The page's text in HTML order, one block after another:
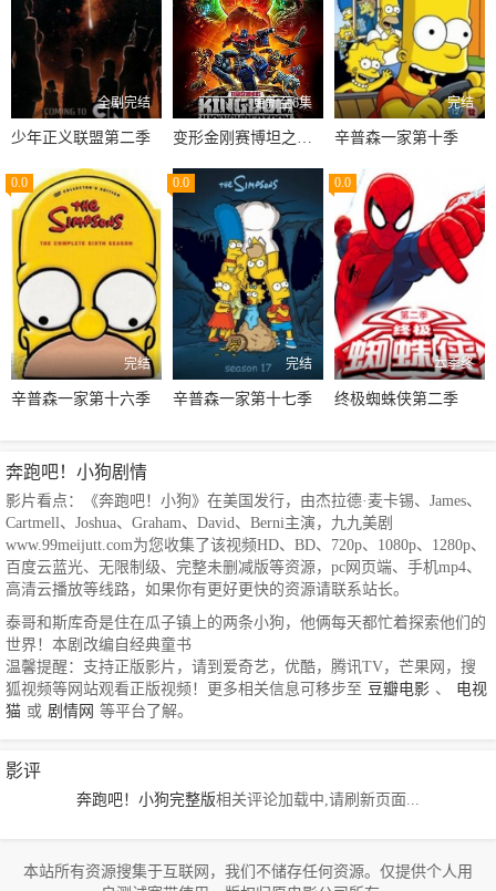
全剧完结
少年正义联盟第二季
更新至6集
变形金刚赛博坦之战第三季
完结
辛普森一家第十季
0.0
完结
辛普森一家第十六季
0.0
完结
辛普森一家第十七季
0.0
本季终
终极蜘蛛侠第二季
奔跑吧！小狗剧情
影片看点：《奔跑吧！小狗》在美国发行，由杰拉德·麦卡锡、James、
Cartmell、Joshua、Graham、David、Berni主演，九九美剧
www.99meijutt.com为您收集了该视频HD、BD、720p、1080p、1280p、
百度云蓝光、无限制级、完整未删减版等资源，pc网页端、手机mp4、
高清云播放等线路，如果你有更好更快的资源请联系站长。
泰哥和斯库奇是住在瓜子镇上的两条小狗，他俩每天都忙着探索他们的
世界！本剧改编自经典童书
温馨提醒：支持正版影片，请到爱奇艺，优酷，腾讯TV，芒果网，搜
狐视频等网站观看正版视频！更多相关信息可移步至 豆瓣电影 、
电视
猫 或 剧情网 等平台了解。
影评
奔跑吧！小狗完整版相关评论加载中,请刷新页面...
本站所有资源搜集于互联网，我们不储存任何资源。仅提供个人用